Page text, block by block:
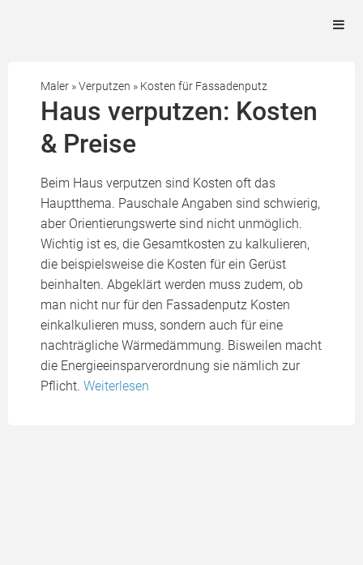
Maler »Verputzen » Kosten für Fassadenputz
Haus verputzen: Kosten
& Preise
Beim Haus verputzen sind Kosten oft das
Hauptthema. Pauschale Angaben sind schwierig,
aber Orientierungswerte sind nicht unmöglich.
Wichtig ist es, die Gesamtkosten zu kalkulieren,
die beispielsweise die Kosten für ein Gerüst
beinhalten. Abgeklärt werden muss zudem, ob
man nicht nur für den Fassadenputz Kosten
einkalkulieren muss, sondern auch für eine
nachträgliche Wärmedämmung. Bisweilen macht
die Energieeinsparverordnung sie nämlich zur
Pflicht. Weiterlesen